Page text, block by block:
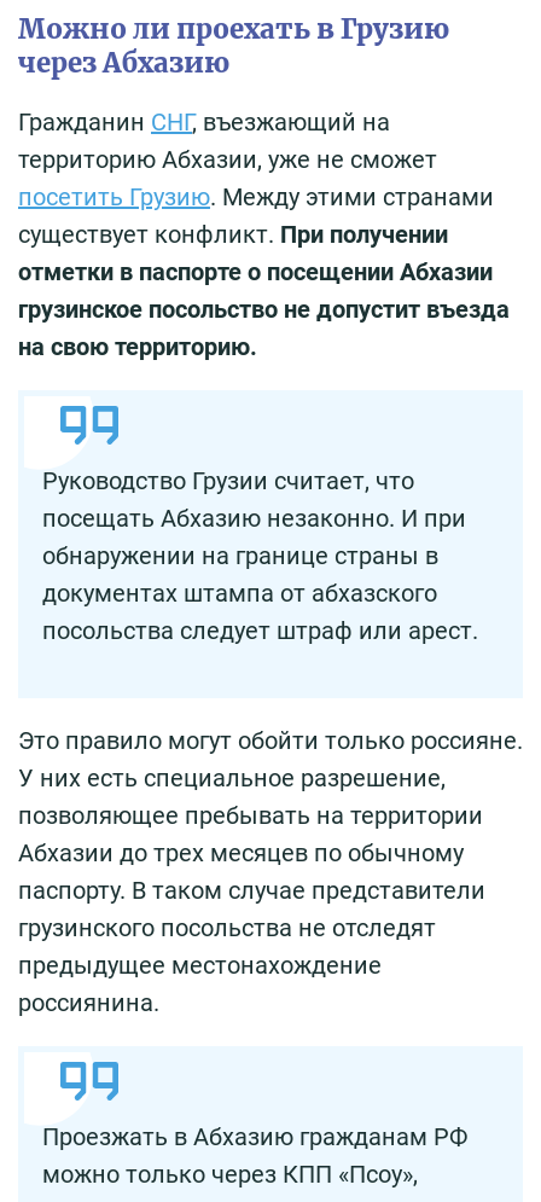
Можно ли проехать в Грузию
через Абхазию
Гражданин СНГ, въезжающий на
территорию Абхазии, уже не сможет
посетить Грузию. Между этими странами
существует конфликт. При получении
отметки в паспорте о посещении Абхазии
грузинское посольство не допустит въезда
на свою территорию.
Руководство Грузии считает, что
посещать Абхазию незаконно. И при
обнаружении на границе страны в
документах штампа от абхазского
посольства следует штраф или арест.
Это правило могут обойти только россияне.
У них есть специальное разрешение,
позволяющее пребывать на территории
Абхазии до трех месяцев по обычному
паспорту. В таком случае представители
грузинского посольства не отследят
предыдущее местонахождение
россиянина.
Проезжать в Абхазию гражданам РФ
можно только через КПП «Псоу»,